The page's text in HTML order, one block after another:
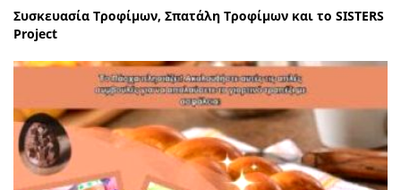
Συσκευασία Τροφίμων, Σπατάλη Τροφίμων και το SISTERS
Project